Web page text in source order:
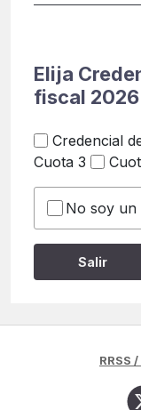
Elija
fiscal
Credencial
Cuota 3
No soy
RRSS